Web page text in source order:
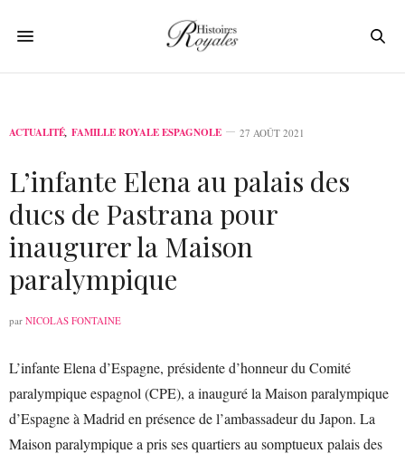
ACTUALITÉ, FAMILLE ROYALE ESPAGNOLE 27 AOÛT 2021
L’infante Elena au palais des
ducs de Pastrana pour
inaugurer la Maison
paralympique
par NICOLAS FONTAINE
L’infante Elena d’Espagne, présidente d’honneur du Comité
paralympique espagnol (CPE), a inauguré la Maison paralympique
d’Espagne à Madrid en présence de l’ambassadeur du Japon. La
Maison paralympique a pris ses quartiers au somptueux palais des